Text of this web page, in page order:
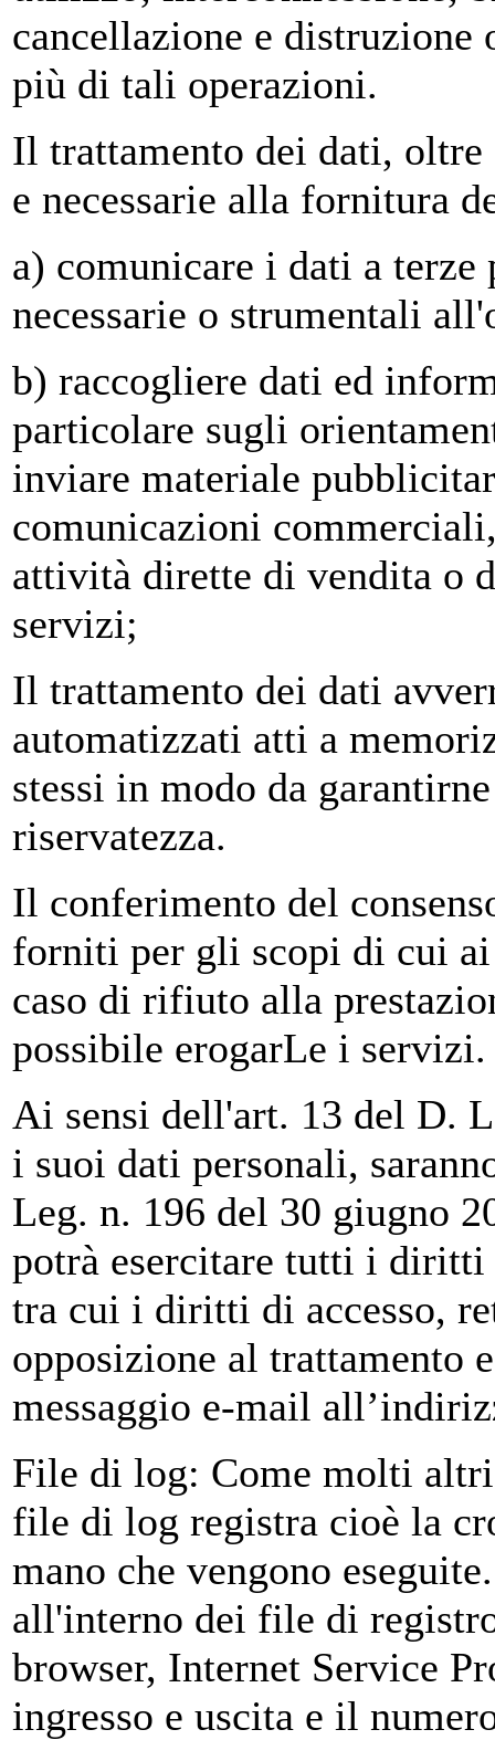
cancellazione e
più di tali operazioni.
Il trattamento dei dati,
e necessarie alla fornitura
a) comunicare i dati a
necessarie o strumentali
b) raccogliere dati ed
particolare sugli
inviare materiale
comunicazioni
attività dirette di vendita o
servizi;
Il trattamento dei dati
automatizzati atti a
stessi in modo da
riservatezza.
Il conferimento del
forniti per gli scopi di cui
caso di rifiuto alla
possibile erogarLe i servizi.
Ai sensi dell'art. 13 del D.
i suoi dati personali,
Leg. n. 196 del 30 giugno
potrà esercitare tutti i
tra cui i diritti di accesso,
opposizione al trattamento
messaggio e-mail
File di log: Come molti
file di log registra cioè la
mano che vengono
all'interno dei file di
browser, Internet Service
ingresso e uscita e il